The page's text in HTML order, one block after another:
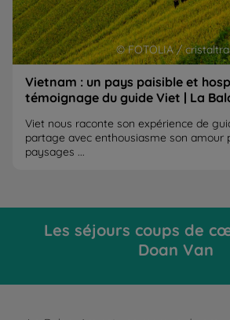
© FOTOLIA /
Vietnam : un pays paisible et
témoignage du guide Viet | La
Viet nous raconte son expérience de
partage avec enthousiasme son amour
paysages ...
Les séjours coups de
Doan Van